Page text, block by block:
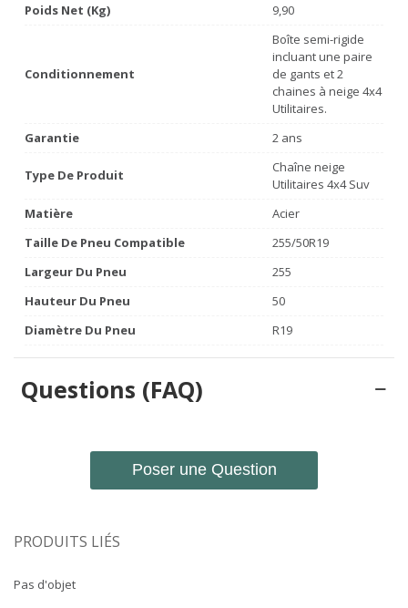
Poids Net (Kg)
9,90
Conditionnement
Boîte semi-rigide
incluant une paire
de gants et 2
chaines à neige 4x4
Utilitaires.
Garantie
2 ans
Type De Produit
Chaîne neige
Utilitaires 4x4 Suv
Matière
Acier
Taille De Pneu Compatible
255/50R19
Largeur Du Pneu
255
Hauteur Du Pneu
50
Diamètre Du Pneu
R19
Questions (FAQ)
Poser une Question
PRODUITS LIÉS
Pas d'objet